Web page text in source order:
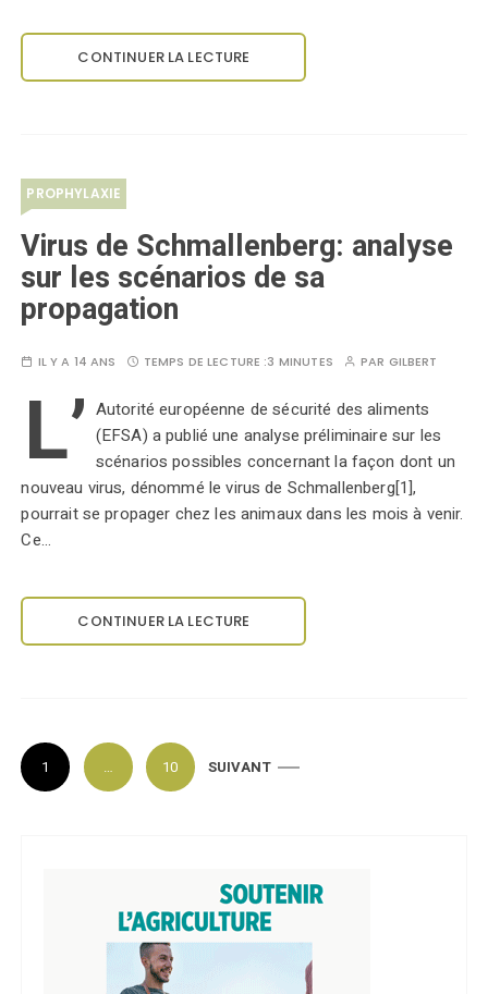
CONTINUER LA LECTURE
PROPHYLAXIE
Virus de Schmallenberg: analyse
sur les scénarios de sa
propagation
IL Y A 14 ANS TEMPS DE LECTURE :3 MINUTES PAR GILBERT
L’ Autorité européenne de sécurité des aliments
(EFSA) a publié une analyse préliminaire sur les
scénarios possibles concernant la façon dont un
nouveau virus, dénommé le virus de Schmallenberg[1],
pourrait se propager chez les animaux dans les mois à venir.
Ce…
CONTINUER LA LECTURE
P
a 1 … 10 SUIVANT